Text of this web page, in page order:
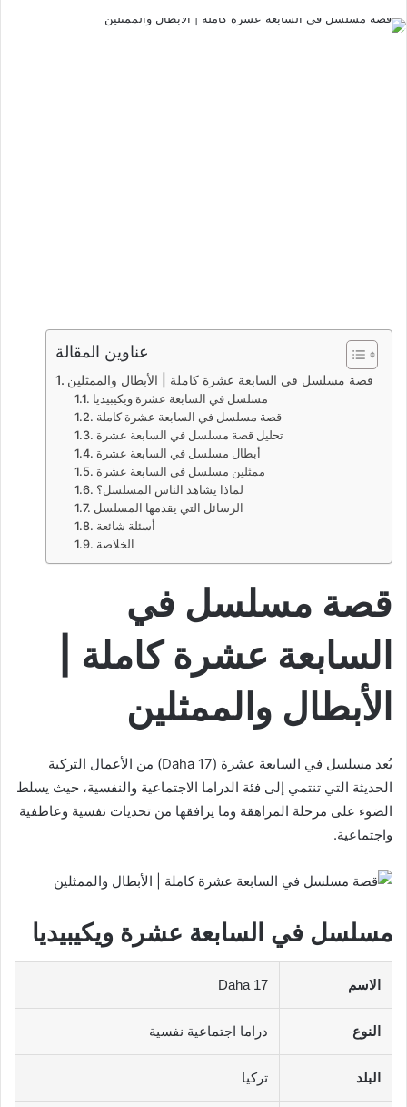
عناوين المقالة
قصة مسلسل في السابعة عشرة كاملة | الأبطال والممثلين
مسلسل في السابعة عشرة ويكيبيديا
قصة مسلسل في السابعة عشرة كاملة
تحليل قصة مسلسل في السابعة عشرة
أبطال مسلسل في السابعة عشرة
ممثلين مسلسل في السابعة عشرة
لماذا يشاهد الناس المسلسل؟
الرسائل التي يقدمها المسلسل
أسئلة شائعة
الخلاصة
قصة مسلسل في
السابعة عشرة كاملة |
الأبطال والممثلين
يُعد مسلسل في السابعة عشرة (Daha 17) من الأعمال التركية
الحديثة التي تنتمي إلى فئة الدراما الاجتماعية والنفسية، حيث يسلط
الضوء على مرحلة المراهقة وما يرافقها من تحديات نفسية وعاطفية
واجتماعية.
مسلسل في السابعة عشرة ويكيبيديا
الاسم Daha 17
النوع دراما اجتماعية نفسية
البلد تركيا